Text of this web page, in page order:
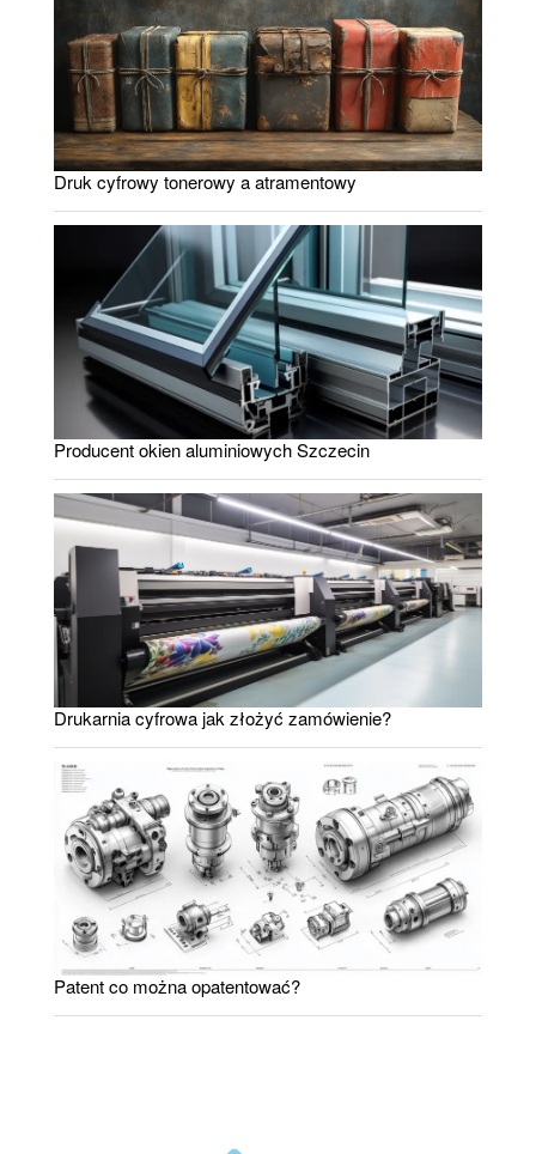
Druk cyfrowy tonerowy a atramentowy
Producent okien aluminiowych Szczecin
Drukarnia cyfrowa jak złożyć zamówienie?
Patent co można opatentować?